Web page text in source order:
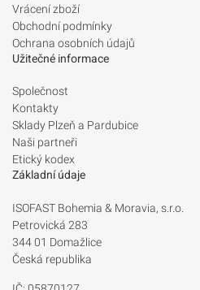
Vrácení zboží
Obchodní podmínky
Ochrana osobních údajů
Užitečné informace
Společnost
Kontakty
Sklady Plzeň a Pardubice
Naši partneři
Etický kodex
Základní údaje
ISOFAST Bohemia & Moravia, s.r.o.
Petrovická 283
344 01 Domažlice
Česká republika